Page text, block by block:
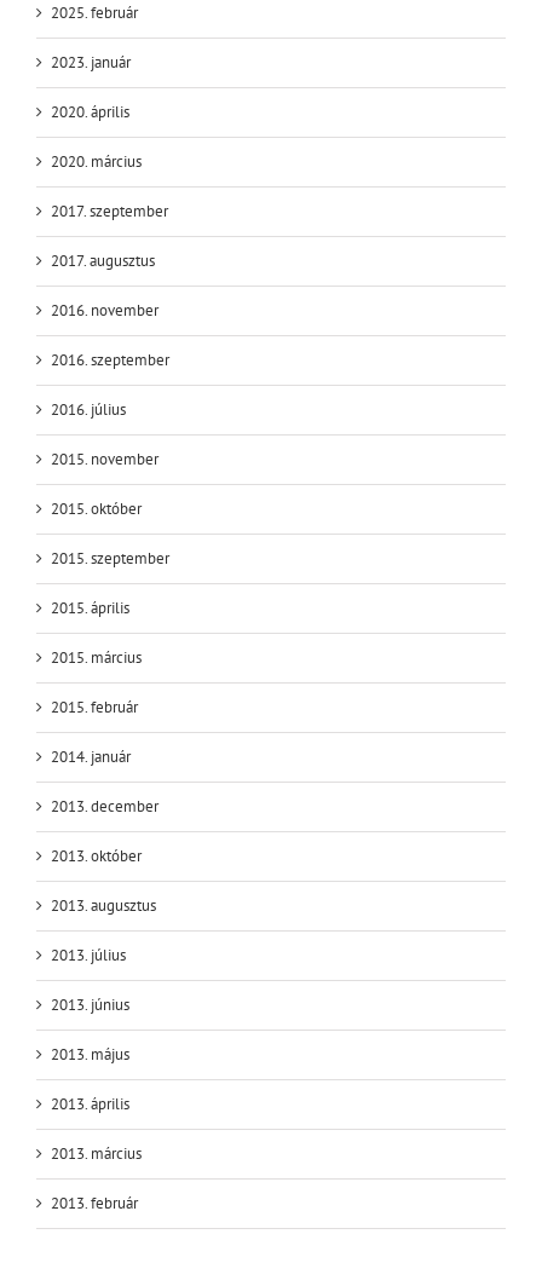
2025. február
2023. január
2020. április
2020. március
2017. szeptember
2017. augusztus
2016. november
2016. szeptember
2016. július
2015. november
2015. október
2015. szeptember
2015. április
2015. március
2015. február
2014. január
2013. december
2013. október
2013. augusztus
2013. július
2013. június
2013. május
2013. április
2013. március
2013. február